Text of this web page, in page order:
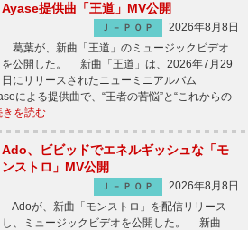
Ayase提供曲「王道」MV公開
Ｊ－ＰＯＰ
2026年8月8日
葛葉が、新曲「王道」のミュージックビデオ
を公開した。 新曲「王道」は、2026年7月29
日にリリースされたニューミニアルバム
による提供曲で、“王者の苦悩”と“これからの
きを読む
Ado、ビビッドでエネルギッシュな「モ
ンストロ」MV公開
Ｊ－ＰＯＰ
2026年8月8日
Adoが、新曲「モンストロ」を配信リリース
し、ミュージックビデオを公開した。 新曲